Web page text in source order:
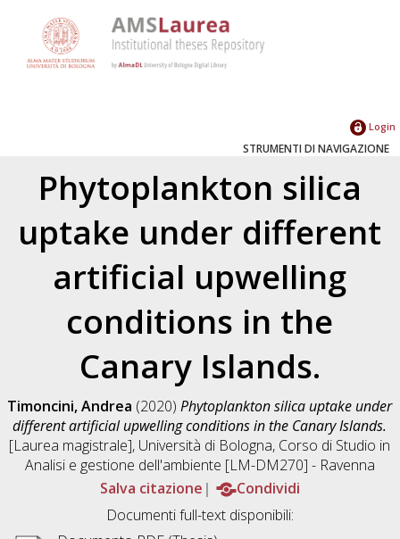
Login
STRUMENTI DI NAVIGAZIONE
Phytoplankton silica
uptake under different
artificial upwelling
conditions in the
Canary Islands.
Timoncini, Andrea (2020)Phytoplankton silica uptake under
different artificial upwelling conditions in the Canary Islands.
[Laurea magistrale], Università di Bologna, Corso di Studio in
Analisi e gestione dell'ambiente [LM-DM270] - Ravenna
Salva citazione
Condividi
Documenti full-text disponibili: